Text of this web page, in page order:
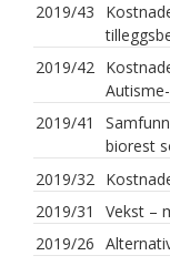
2019/43
2019/42
2019/41
biorest
2019/32
2019/31
Vekst –
2019/26